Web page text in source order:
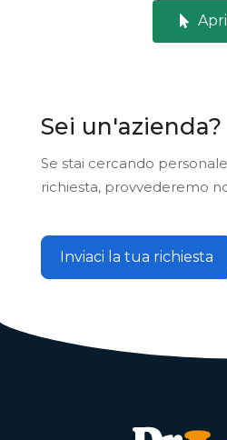
Apri
Sei un'azienda?
Se stai cercando
richiesta, provvederemo
Inviaci la tua richiesta